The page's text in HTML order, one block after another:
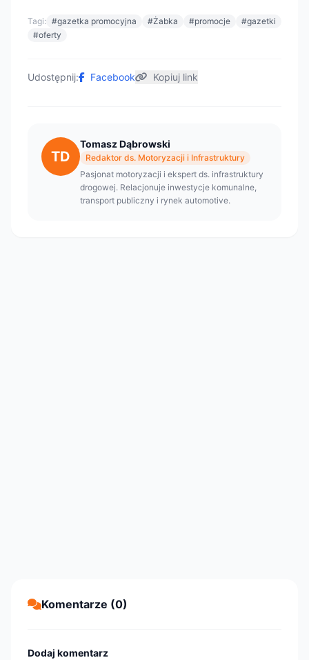
Tagi: #gazetka promocyjna #Żabka #promocje
#gazetki
#oferty
Udostępnij: Facebook Kopiuj link
TD
Tomasz Dąbrowski
Redaktor ds. Motoryzacji i Infrastruktury
Pasjonat motoryzacji i ekspert ds. infrastruktury
drogowej. Relacjonuje inwestycje komunalne,
transport publiczny i rynek automotive.
Komentarze (0)
Dodaj komentarz